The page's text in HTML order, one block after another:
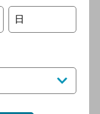
本料理/バー]
駅より徒歩6分
日